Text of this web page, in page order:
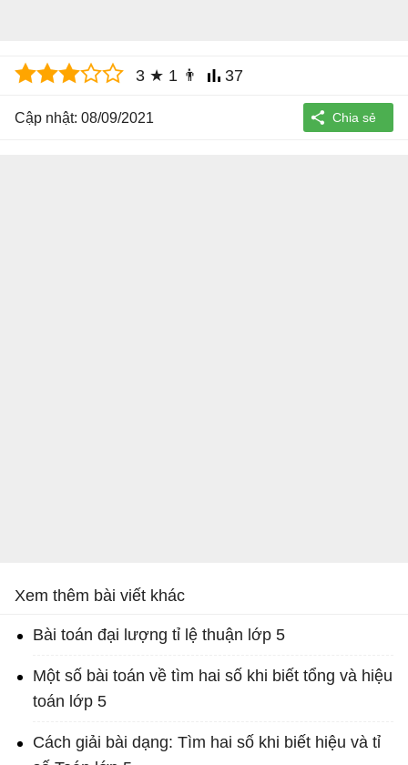
3 ★ 1 👨 37
Cập nhật: 08/09/2021
Xem thêm bài viết khác
Bài toán đại lượng tỉ lệ thuận lớp 5
Một số bài toán về tìm hai số khi biết tổng và hiệu
toán lớp 5
Cách giải bài dạng: Tìm hai số khi biết hiệu và tỉ